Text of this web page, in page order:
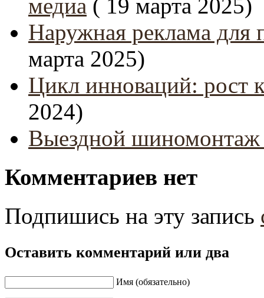
медиа ( 19 марта 2025)
Наружная реклама для
марта 2025)
Цикл инноваций: рост
2024)
Выездной
Комментариев нет
Подпишись на эту запись
Оставить комментарий или два
Имя (обязательно)